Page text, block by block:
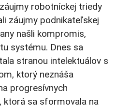
robotníckej triedy
záujmy podnikateľskej
našli kompromis,
systému. Dnes sa
stranou intelektuálov s
ktorý neznáša
progresívnych
ktorá sa sformovala na